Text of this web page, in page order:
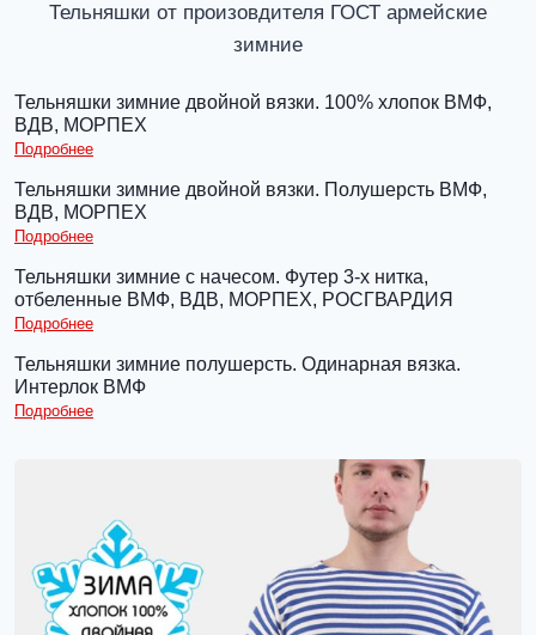
Тельняшки от произовдителя ГОСТ армейские
зимние
Тельняшки зимние двойной вязки. 100% хлопок ВМФ,
ВДВ, МОРПЕХ
Подробнее
Тельняшки зимние двойной вязки. Полушерсть ВМФ,
ВДВ, МОРПЕХ
Подробнее
Тельняшки зимние с начесом. Футер 3-х нитка,
отбеленные ВМФ, ВДВ, МОРПЕХ, РОСГВАРДИЯ
Подробнее
Тельняшки зимние полушерсть. Одинарная вязка.
Интерлок ВМФ
Подробнее